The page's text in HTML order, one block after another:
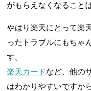
がもらえなくなること
やはり楽天にとって楽
ったトラブルにもちゃ
す。
楽天カードなど、他の
はわかりやすいですか